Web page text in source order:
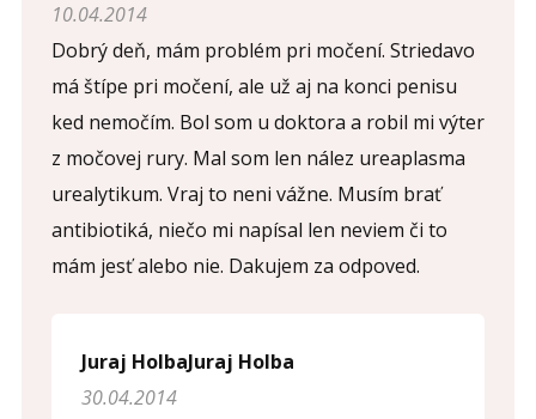
10.04.2014
Dobrý deň, mám problém pri močení. Striedavo
má štípe pri močení, ale už aj na konci penisu
ked nemočím. Bol som u doktora a robil mi výter
z močovej rury. Mal som len nález ureaplasma
urealytikum. Vraj to neni vážne. Musím brať
antibiotiká, niečo mi napísal len neviem či to
mám jesť alebo nie. Dakujem za odpoved.
Juraj HolbaJuraj Holba
30.04.2014